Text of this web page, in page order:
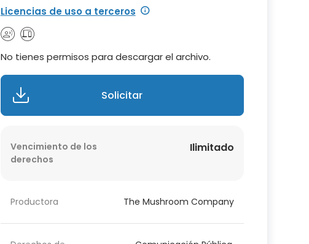
Licencias de uso a terceros
No tienes permisos para descargar el archivo.
Solicitar
Vencimiento de los
derechos
Ilimitado
Productora The Mushroom Company